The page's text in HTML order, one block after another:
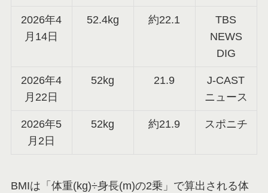
2026年4
月14日
52.4kg 約22.1
TBS
NEWS
DIG
2026年4
月22日
52kg 21.9
J-CAST
ニュース
2026年5
月2日
52kg 約21.9 スポニチ
BMIは「体重(kg)÷身長(m)の2乗」で算出される体